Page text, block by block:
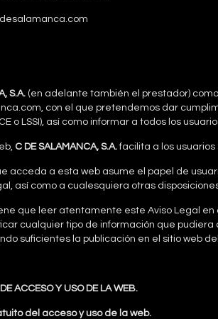
S.A. (en adelante también el prestador)
con el que pretendemos dar
o LSSI), así como informar a todos los
C DE SALAMANCA, S.A.facilita a los
acceda a esta web asume el papel de
así como a cualesquiera otras
que leer atentamente este Aviso Legal
cualquier tipo de información que
suficientes la publicación en el sitio web
ACCESO Y USO DE LA WEB.
del acceso y uso de la web.